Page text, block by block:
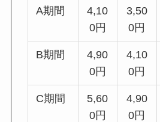
A期間
4,10
0円
3,50
0円
B期間
4,90
0円
4,10
0円
C期間
5,60
0円
4,90
0円